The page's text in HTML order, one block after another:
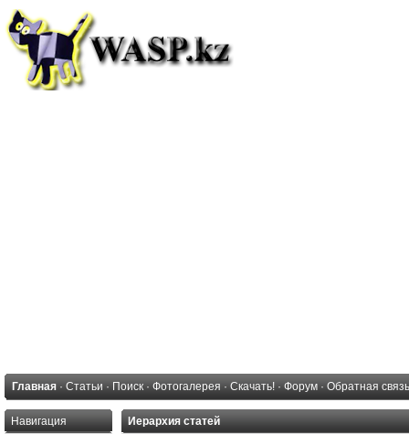
Главная · Статьи · Поиск · Фотогалерея · Скачать! · Форум · Обратная связь
Навигация Иерархия статей